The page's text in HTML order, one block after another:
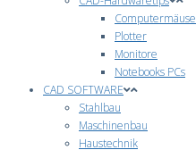
Computermäuse
Plotter
Monitore
Notebooks PCs
CAD SOFTWARE
Stahlbau
Maschinenbau
Haustechnik